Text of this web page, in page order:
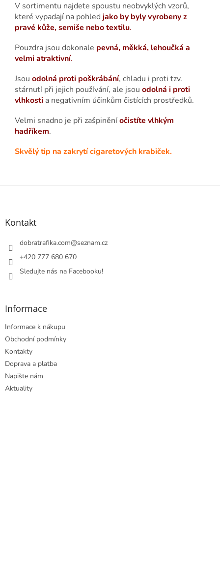
V sortimentu najdete spoustu neobvyklých vzorů,
které vypadají na pohled jako by byly vyrobeny z
pravé kůže, semiše nebo textilu.
Pouzdra jsou dokonale pevná, měkká, lehoučká a
velmi atraktivní.
Jsou odolná proti poškrábání, chladu i proti tzv.
stárnutí při jejich používání, ale jsou odolná i proti
vlhkosti a negativním účinkům čistících prostředků.
Velmi snadno je při zašpiněníočistíte vlhkým
hadříkem.
Skvělý tip na zakrytí cigaretových krabiček.
Z
Kontakt
dobratrafika.com@seznam.cz
+420 777 680 670
Sledujte nás na Facebooku!
Informace
Informace k nákupu
Obchodní podmínky
Kontakty
Doprava a platba
Napište nám
Aktuality